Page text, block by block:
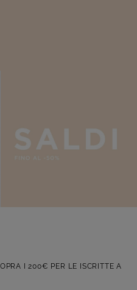
I 200€ PER LE ISCRITTE A